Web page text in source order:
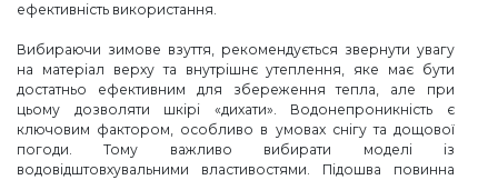
ефективність використання.
Вибираючи зимове взуття, рекомендується звернути увагу
на матеріал верху та внутрішнє утеплення, яке має бути
достатньо ефективним для збереження тепла, але при
цьому дозволяти шкірі «дихати». Водонепроникність є
ключовим фактором, особливо в умовах снігу та дощової
погоди. Тому важливо вибирати моделі із
водовідштовхувальними властивостями. Підошва повинна